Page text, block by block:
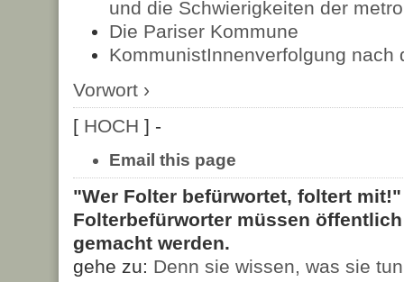
und die Schwierigkeiten der
Die Pariser Kommune
KommunistInnenverfolgung nach
Vorwort ›
[ HOCH ] -
Email this page
"Wer Folter befürwortet, foltert
Folterbefürworter müssen
gemacht werden.
gehe zu: Denn sie wissen, was sie tun